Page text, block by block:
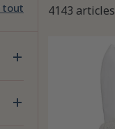
tout 4143 articles